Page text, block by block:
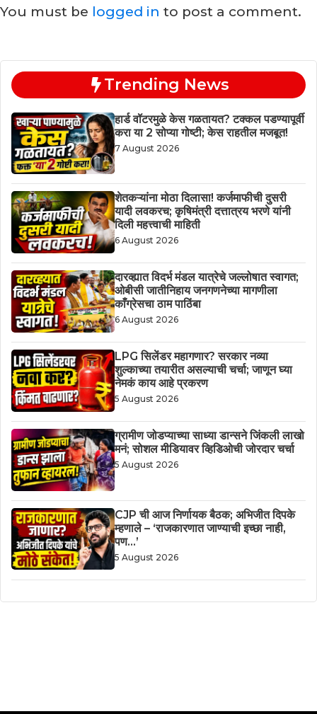
You must be logged in to post a comment.
Trending News
हार्ड वॉटरमुळे केस गळतायत? टक्कल पडण्यापूर्वी
करा या 2 सोप्या गोष्टी; केस राहतील मजबूत!
7 August 2026
शेतकऱ्यांना मोठा दिलासा! कर्जमाफीची दुसरी
यादी लवकरच; कृषिमंत्री दत्तात्रय भरणे यांनी
दिली महत्त्वाची माहिती
6 August 2026
दारव्ह्यात विदर्भ मंडल यात्रेचे जल्लोषात स्वागत;
ओबीसी जातीनिहाय जनगणनेच्या मागणीला
काँग्रेसचा ठाम पाठिंबा
6 August 2026
LPG सिलेंडर महागणार? सरकार नव्या
शुल्काच्या तयारीत असल्याची चर्चा; जाणून घ्या
नेमकं काय आहे प्रकरण
5 August 2026
ग्रामीण जोडप्याच्या साध्या डान्सने जिंकली लाखो
मनं; सोशल मीडियावर व्हिडिओची जोरदार चर्चा
5 August 2026
CJP ची आज निर्णायक बैठक; अभिजीत दिपके
म्हणाले – ‘राजकारणात जाण्याची इच्छा नाही,
पण…’
5 August 2026